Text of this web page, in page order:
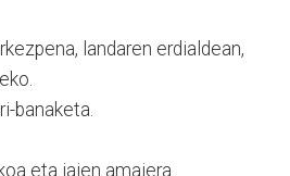
landaren erdialdean,
banaketa.
eta jaien amaiera.